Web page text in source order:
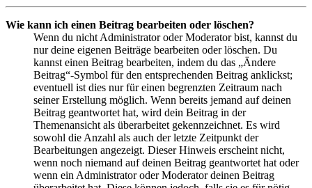
Wie kann ich einen Beitrag bearbeiten oder löschen?
Wenn du nicht Administrator oder Moderator bist, kannst du
nur deine eigenen Beiträge bearbeiten oder löschen. Du
kannst einen Beitrag bearbeiten, indem du das „Ändere
Beitrag“-Symbol für den entsprechenden Beitrag anklickst;
eventuell ist dies nur für einen begrenzten Zeitraum nach
seiner Erstellung möglich. Wenn bereits jemand auf deinen
Beitrag geantwortet hat, wird dein Beitrag in der
Themenansicht als überarbeitet gekennzeichnet. Es wird
sowohl die Anzahl als auch der letzte Zeitpunkt der
Bearbeitungen angezeigt. Dieser Hinweis erscheint nicht,
wenn noch niemand auf deinen Beitrag geantwortet hat oder
wenn ein Administrator oder Moderator deinen Beitrag